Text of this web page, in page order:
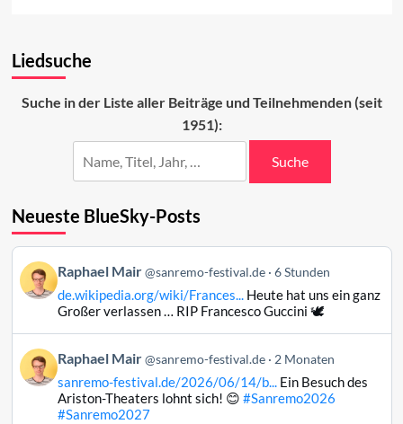
Coverversionen
Liedsuche
Suche in der Liste aller Beiträge und Teilnehmenden (seit
1951):
Suche
Neueste BlueSky-Posts
Beitrag
von
Raphael
Bluesky
ansehen
Raphael Mair @sanremo-festival.de 6 Stunden
de.wikipedia.org/wiki/Frances...Heute hat uns ein ganz
Großer verlassen … RIP Francesco Guccini 🕊️
Beitrag
von
Raphael
Raphael Mair @sanremo-festival.de 2 Monaten
sanremo-festival.de/2026/06/14/b...Ein Besuch des
Ariston-Theaters lohnt sich! 😊 #Sanremo2026
#Sanremo2027